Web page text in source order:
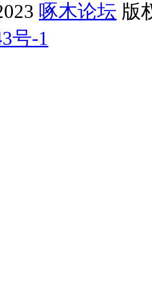
啄木论坛 版
号-1